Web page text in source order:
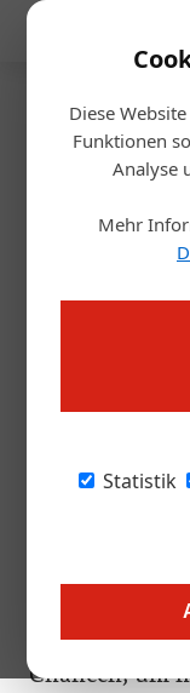
Diese
Funktionen
Analyse
Mehr
Statistik
Redaktion.OEGZ
Das Thema
die die
Lohndiener,
ungelerntes
die Öffnung
Chancen, um